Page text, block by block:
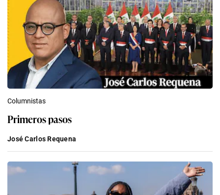
Columnistas
Primeros pasos
José Carlos Requena